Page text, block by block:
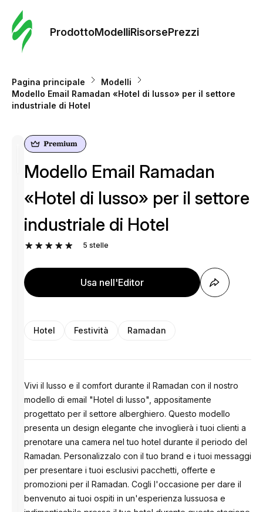
ProdottoModelliRisorsePrezzi
Pagina principale
Modelli
Modello Email Ramadan «Hotel di lusso» per il settore
industriale di Hotel
Modello Email Ramadan
«Hotel di lusso» per il settore
industriale di Hotel
5 stelle
Usa nell'Editor
Hotel Festività Ramadan
Vivi il lusso e il comfort durante il Ramadan con il nostro
modello di email "Hotel di lusso", appositamente
progettato per il settore alberghiero. Questo modello
presenta un design elegante che invoglierà i tuoi clienti a
prenotare una camera nel tuo hotel durante il periodo del
Ramadan. Personalizzalo con il tuo brand e i tuoi messaggi
per presentare i tuoi esclusivi pacchetti, offerte e
promozioni per il Ramadan. Cogli l'occasione per dare il
benvenuto ai tuoi ospiti in un'esperienza lussuosa e